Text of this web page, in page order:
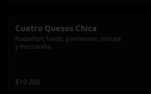
Cuatro Quesos Chica
Roquefort, fundo, parmesano, tomate
y mozzarella.
$10.200